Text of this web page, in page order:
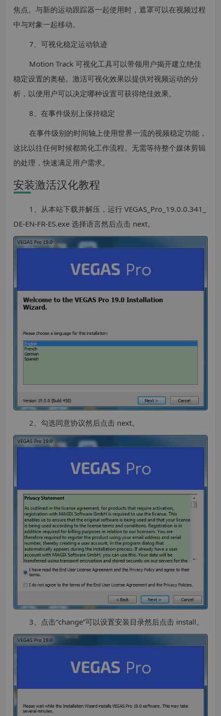
焦点。与新的运动跟踪器一起使用时，遮罩可以在视频过程
中与对象一起移动。
7、可视化稳定运动轨迹
Motion Track 可视化工具可以带领用户揭开建立绝佳
稳定设置的奥秘。激活可视化效果以提供对视频运动的分
析，以便用户可以决定哪种设置可获得绝佳效果。
8、在事件级别上保持稳定
在事件级别的时间轴上使用世界一流的视频稳定功能，
这比以往任何时候都简化工作流程。无需等待整个媒体剪辑
的处理，快速满足用户需求。
安装激活汉化教程
1、从本站下载并解压，运行 VEGAS_Pro_19.0.0.341_
DE-EN-FR-ES.exe 选择语言然后点击 next。
2、勾选同意协议然后点击 next。
3、点击“change”可以设置安装目录然后点击 install。